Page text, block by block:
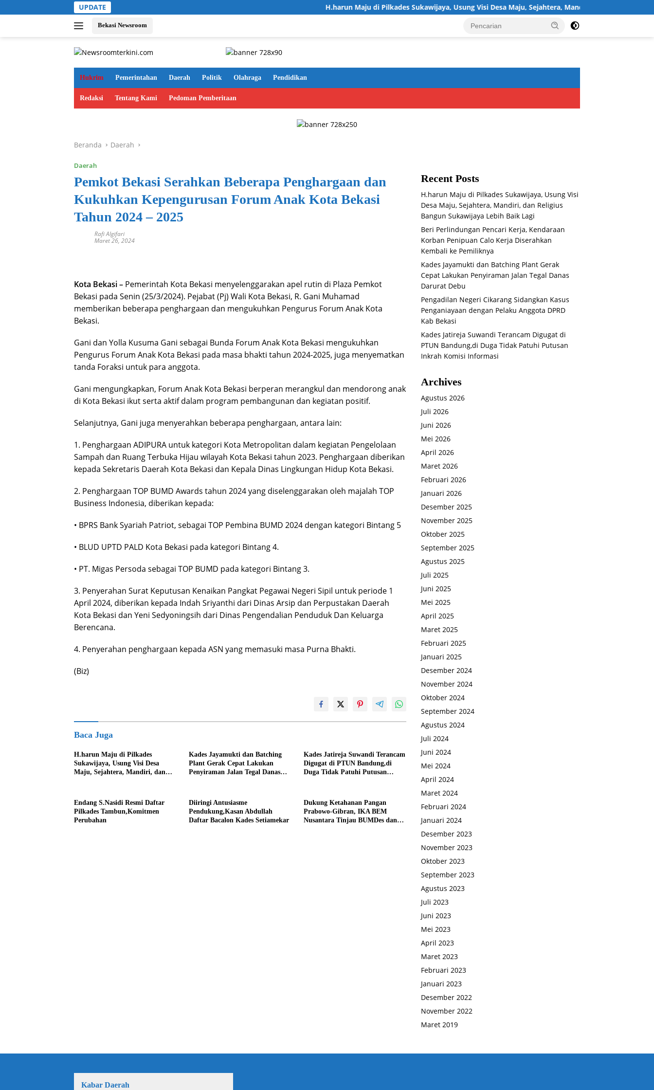
ke
UPDATE H.harun Maju di Pilkades Sukawijaya, Usung Visi Desa Maju, Sejahtera, Mandiri, dan Religius Bangun
Bekasi Newsroom
Hukrim Pemerintahan Daerah Politik Olahraga Pendidikan
Redaksi Tentang Kami Pedoman Pemberitaan
Beranda Daerah
Daerah
Pemkot Bekasi Serahkan Beberapa Penghargaan dan
Kukuhkan Kepengurusan Forum Anak Kota Bekasi
Tahun 2024 – 2025
Rafi Algifari
Maret 26, 2024
Kota Bekasi – Pemerintah Kota Bekasi menyelenggarakan apel rutin di Plaza Pemkot
Bekasi pada Senin (25/3/2024). Pejabat (Pj) Wali Kota Bekasi, R. Gani Muhamad
memberikan beberapa penghargaan dan mengukuhkan Pengurus Forum Anak Kota
Bekasi.
Gani dan Yolla Kusuma Gani sebagai Bunda Forum Anak Kota Bekasi mengukuhkan
Pengurus Forum Anak Kota Bekasi pada masa bhakti tahun 2024-2025, juga menyematkan
tanda Foraksi untuk para anggota.
Gani mengungkapkan, Forum Anak Kota Bekasi berperan merangkul dan mendorong anak
di Kota Bekasi ikut serta aktif dalam program pembangunan dan kegiatan positif.
Selanjutnya, Gani juga menyerahkan beberapa penghargaan, antara lain:
1. Penghargaan ADIPURA untuk kategori Kota Metropolitan dalam kegiatan Pengelolaan
Sampah dan Ruang Terbuka Hijau wilayah Kota Bekasi tahun 2023. Penghargaan diberikan
kepada Sekretaris Daerah Kota Bekasi dan Kepala Dinas Lingkungan Hidup Kota Bekasi.
2. Penghargaan TOP BUMD Awards tahun 2024 yang diselenggarakan oleh majalah TOP
Business Indonesia, diberikan kepada:
• BPRS Bank Syariah Patriot, sebagai TOP Pembina BUMD 2024 dengan kategori Bintang 5
• BLUD UPTD PALD Kota Bekasi pada kategori Bintang 4.
• PT. Migas Persoda sebagai TOP BUMD pada kategori Bintang 3.
3. Penyerahan Surat Keputusan Kenaikan Pangkat Pegawai Negeri Sipil untuk periode 1
April 2024, diberikan kepada Indah Sriyanthi dari Dinas Arsip dan Perpustakan Daerah
Kota Bekasi dan Yeni Sedyoningsih dari Dinas Pengendalian Penduduk Dan Keluarga
Berencana.
4. Penyerahan penghargaan kepada ASN yang memasuki masa Purna Bhakti.
(Biz)
Baca Juga
H.harun Maju di Pilkades
Sukawijaya, Usung Visi Desa
Maju, Sejahtera, Mandiri, dan
Kades Jayamukti dan Batching
Plant Gerak Cepat Lakukan
Penyiraman Jalan Tegal Danas
Kades Jatireja Suwandi Terancam
Digugat di PTUN Bandung,di
Duga Tidak Patuhi Putusan
Endang S.Nasidi Resmi Daftar
Pilkades Tambun,Komitmen
Perubahan
Diiringi Antusiasme
Pendukung,Kasan Abdullah
Daftar Bacalon Kades Setiamekar
Dukung Ketahanan Pangan
Prabowo-Gibran, IKA BEM
Nusantara Tinjau BUMDes dan
Recent Posts
H.harun Maju di Pilkades Sukawijaya, Usung Visi
Desa Maju, Sejahtera, Mandiri, dan Religius
Bangun Sukawijaya Lebih Baik Lagi
Beri Perlindungan Pencari Kerja, Kendaraan
Korban Penipuan Calo Kerja Diserahkan
Kembali ke Pemiliknya
Kades Jayamukti dan Batching Plant Gerak
Cepat Lakukan Penyiraman Jalan Tegal Danas
Darurat Debu
Pengadilan Negeri Cikarang Sidangkan Kasus
Penganiayaan dengan Pelaku Anggota DPRD
Kab Bekasi
Kades Jatireja Suwandi Terancam Digugat di
PTUN Bandung,di Duga Tidak Patuhi Putusan
Inkrah Komisi Informasi
Archives
Agustus 2026
Juli 2026
Juni 2026
Mei 2026
April 2026
Maret 2026
Februari 2026
Januari 2026
Desember 2025
November 2025
Oktober 2025
September 2025
Agustus 2025
Juli 2025
Juni 2025
Mei 2025
April 2025
Maret 2025
Februari 2025
Januari 2025
Desember 2024
November 2024
Oktober 2024
September 2024
Agustus 2024
Juli 2024
Juni 2024
Mei 2024
April 2024
Maret 2024
Februari 2024
Januari 2024
Desember 2023
November 2023
Oktober 2023
September 2023
Agustus 2023
Juli 2023
Juni 2023
Mei 2023
April 2023
Maret 2023
Februari 2023
Januari 2023
Desember 2022
November 2022
Maret 2019
Kabar Daerah